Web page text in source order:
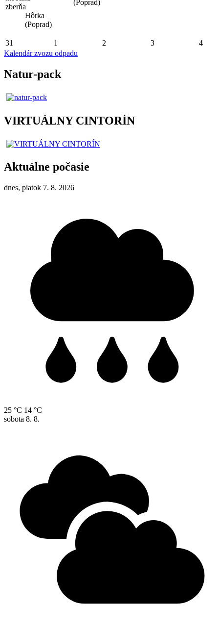
zberňa
Hôrka
(Poprad)
(Poprad)
31 1 2 3
4
Kalendár zvozu odpadu
Natur-pack
VIRTUÁLNY CINTORÍN
Aktuálne počasie
dnes, piatok 7. 8. 2026
25 °C 14 °C
sobota 8. 8.